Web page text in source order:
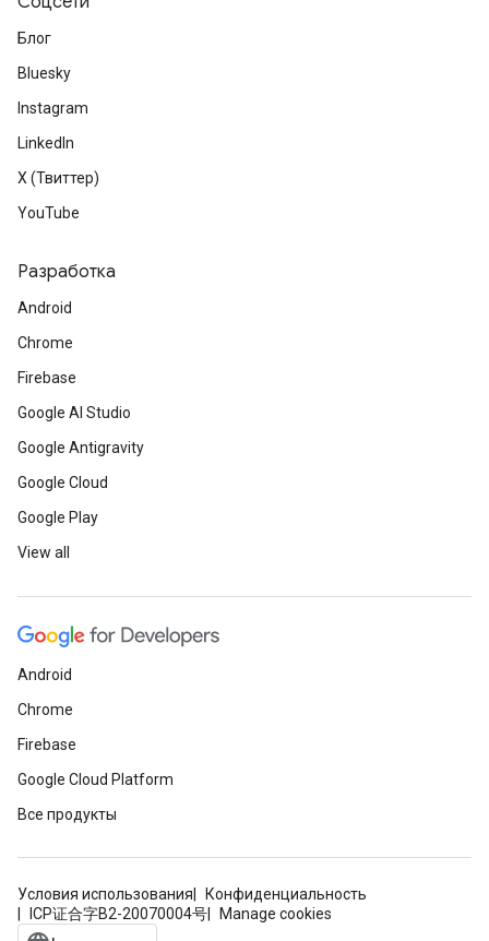
Блог
Bluesky
Instagram
LinkedIn
X (Твиттер)
YouTube
Разработка
Android
Chrome
Firebase
Google AI Studio
Google Antigravity
Google Cloud
Google Play
View all
Android
Chrome
Firebase
Google Cloud Platform
Все продукты
Условия использования
Конфиденциальность
ICP证合字B2-20070004号
Manage cookies